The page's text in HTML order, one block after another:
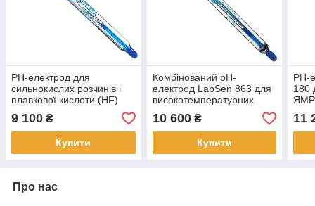
PH-електрод для
сильнокислих розчинів і
плавкової кислоти (HF)
LabSen 831
9 100 ₴
Купити
Комбінований pH-
електрод LabSen 863 для
високотемпературних
їдких та гальванічних
розчинів
10 600₴
Купити
PH-
180
11
Про нас